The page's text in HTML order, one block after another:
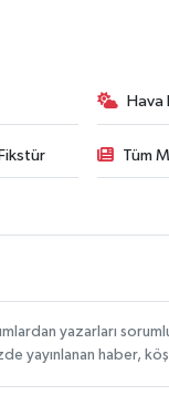
Hava
Tüm
yazarları
yayınlanan haber,